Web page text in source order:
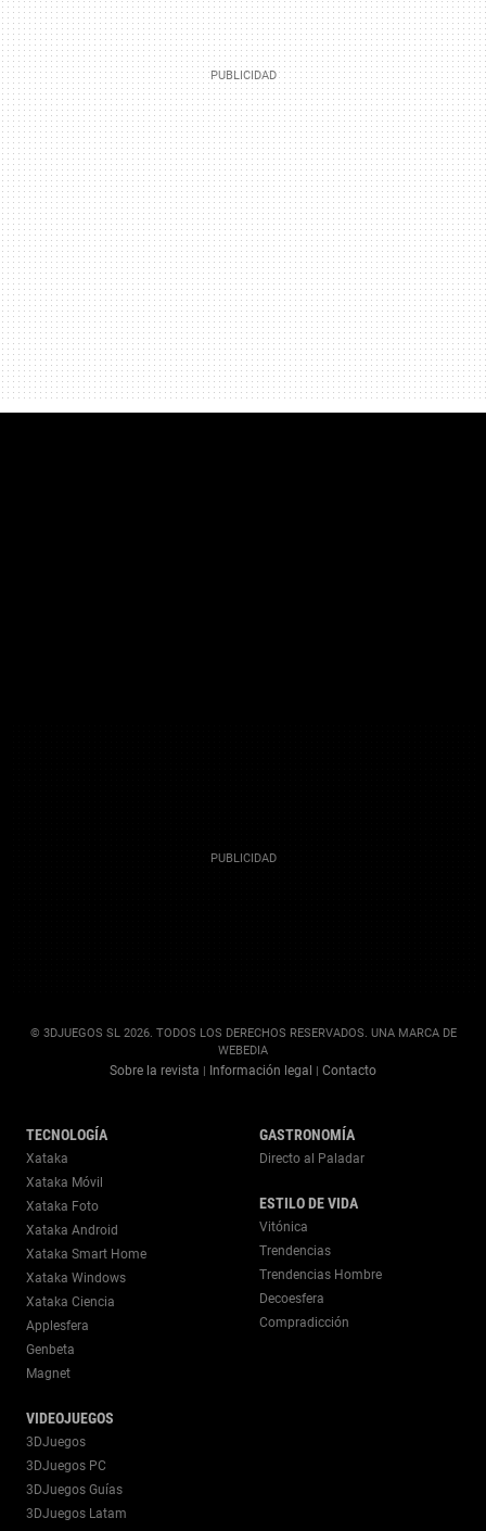
© 3DJUEGOS SL 2026. TODOS LOS DERECHOS RESERVADOS. UNA MARCA DE
WEBEDIA
Sobre la revista Información legal Contacto
TECNOLOGÍA
Xataka
Xataka Móvil
Xataka Foto
Xataka Android
Xataka Smart Home
Xataka Windows
Xataka Ciencia
Applesfera
Genbeta
Magnet
VIDEOJUEGOS
3DJuegos
3DJuegos PC
3DJuegos Guías
3DJuegos Latam
GASTRONOMÍA
Directo al Paladar
ESTILO DE VIDA
Vitónica
Trendencias
Trendencias Hombre
Decoesfera
Compradicción